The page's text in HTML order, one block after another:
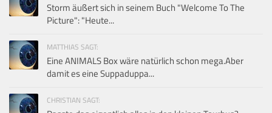
Storm äußert sich in seinem Buch "Welcome To The
Picture": "Heute...
MATTHIAS SAGT:
Eine ANIMALS Box wäre natürlich schon mega.Aber
damit es eine Suppaduppa...
CHRISTIAN SAGT: